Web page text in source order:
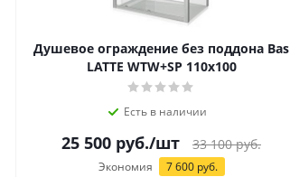
Душевое ограждение без поддона Bas
LATTE WTW+SP 110х100
Есть в наличии
25 500 руб./шт 33 100руб.
Экономия 7 600руб.